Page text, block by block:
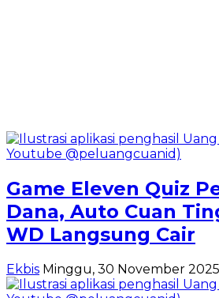
Game Eleven Quiz
Dana, Auto Cuan
WD Langsung Cair
Ekbis Minggu, 30 November